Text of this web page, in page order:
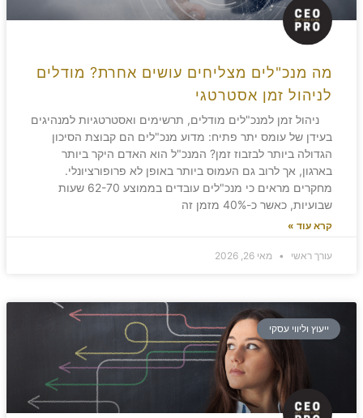
מה מנכ"לים מצליחים עושים אחרת? מודלים
לניהול זמן אסטרטגי
ניהול זמן למנכ"לים מודלים, תרשימים ואסטרטגיות למנהיגים
בעידן של עומס יתר פתיח: מדוע מנכ"לים הם קבוצת הסיכון
הגדולה ביותר לבזבוז זמן? המנכ"ל הוא האדם היקר ביותר
בארגון, אך לרוב גם העמוס ביותר באופן לא פרופורציונלי.
מחקרים מראים כי מנכ"לים עובדים בממוצע 62-70 שעות
שבועיות, כאשר כ-40% מזמן זה
קרא עוד »
עורך ראשי מאי 26, 2026
ייעוץ וליווי עסקי